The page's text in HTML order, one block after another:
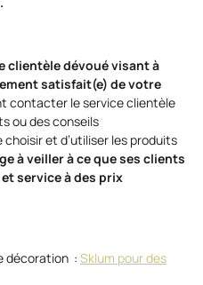
clientèle dévoué visant à
satisfait(e) de votre
contacter le service clientèle
ou des conseils
et d’utiliser les produits
à veiller à ce que ses clients
service à des prix
décoration : Sklum pour des